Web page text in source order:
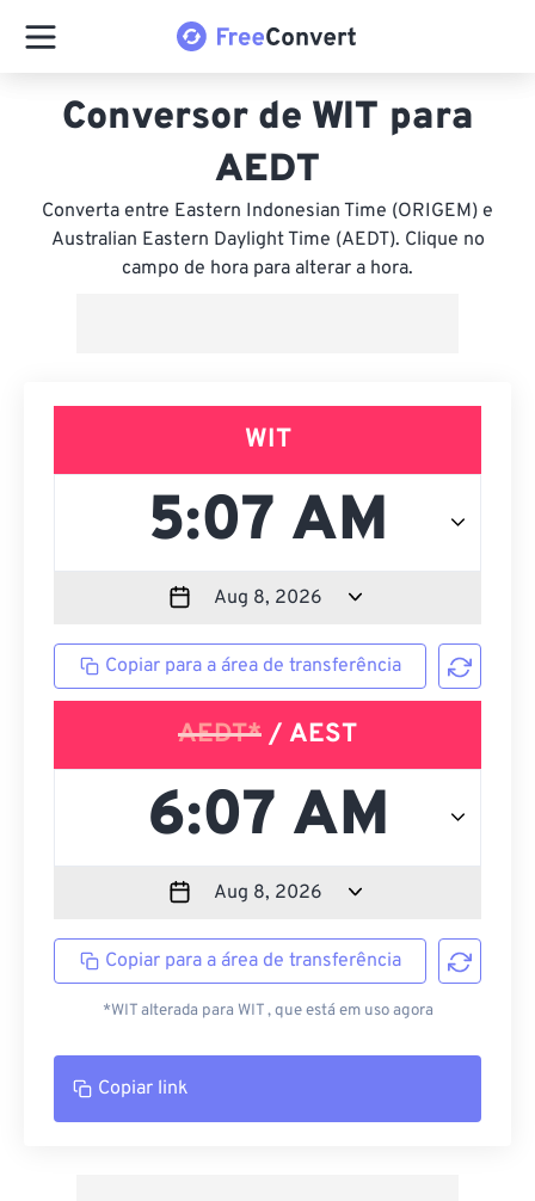
Conversor de WIT para
AEDT
Converta entre Eastern Indonesian Time (ORIGEM) e
Australian Eastern Daylight Time (AEDT). Clique no
campo de hora para alterar a hora.
WIT
Copiar para a área de transferência
AEDT* / AEST
Copiar para a área de transferência
*WIT alterada para WIT , que está em uso agora
Copiar link